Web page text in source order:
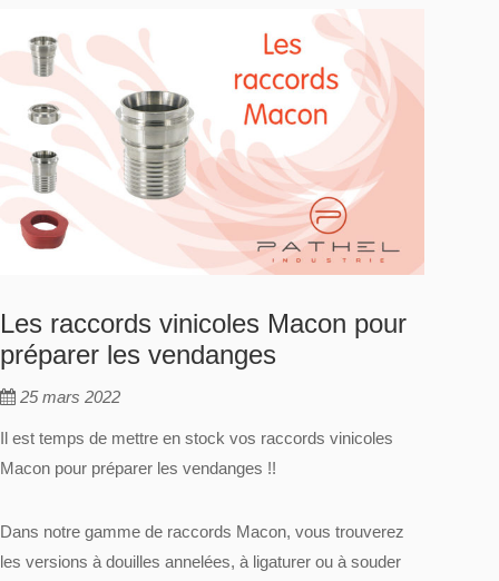
Les raccords vinicoles Macon pour
préparer les vendanges
25 mars 2022
Il est temps de mettre en stock vos raccords vinicoles
Macon pour préparer les vendanges !!
Dans notre gamme de raccords Macon, vous trouverez
les versions à douilles annelées, à ligaturer ou à souder